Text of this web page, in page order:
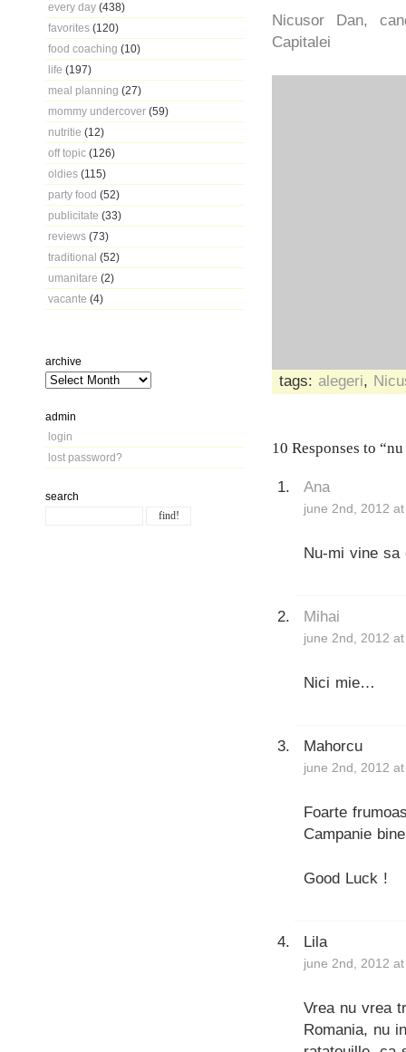
every day (438)
favorites (120)
food coaching (10)
life (197)
meal planning (27)
mommy undercover (59)
nutritie (12)
off topic (126)
oldies (115)
party food (52)
publicitate (33)
reviews (73)
traditional (52)
umanitare (2)
vacante (4)
archive
admin
login
lost password?
search
Nicusor Dan,
Capitalei
tags: alegeri,
10 Responses to
Ana
june 2nd, 2012
Nu-mi vine
Mihai
june 2nd, 2012
Nici mie…
Mahorcu
june 2nd, 2012
Foarte
Campanie
Good Luck !
Lila
june 2nd, 2012
Vrea nu vrea
Romania, nu